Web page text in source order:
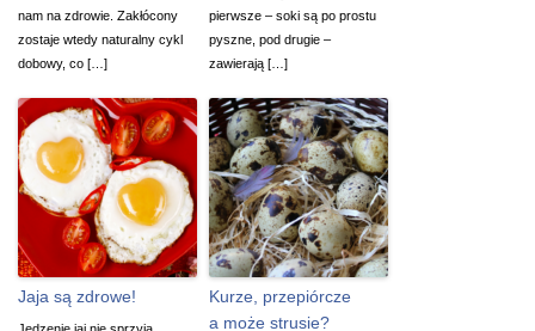
nam na zdrowie. Zakłócony
zostaje wtedy naturalny cykl
dobowy, co […]
pierwsze – soki są po prostu
pyszne, pod drugie –
zawierają […]
Jaja są zdrowe!
Kurze, przepiórcze
a może strusie?